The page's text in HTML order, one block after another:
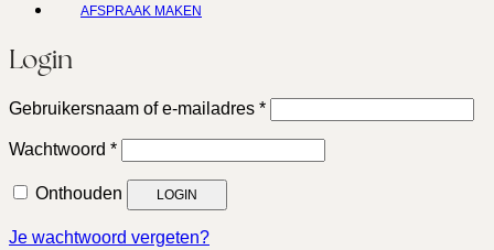
AFSPRAAK MAKEN
Login
Gebruikersnaam of e-mailadres *Vereist
Wachtwoord *Vereist
Onthouden LOGIN
Je wachtwoord vergeten?